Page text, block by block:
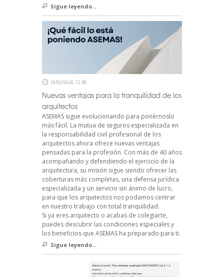
Sigue leyendo...
10/02/2026, 12:58
Nuevas ventajas para la tranquilidad de los
arquitectos
ASEMAS sigue evolucionando para ponérnoslo
más fácil. La mutua de seguros especializada en
la responsabilidad civil profesional de los
arquitectos ahora ofrece nuevas ventajas
pensadas para la profesión. Con más de 40 años
acompañando y defendiendo el ejercicio de la
arquitectura, su misión sigue siendo ofrecer las
coberturas más completas, una defensa jurídica
especializada y un servicio sin ánimo de lucro,
para que los arquitectos nos podamos centrar
en nuestro trabajo con total tranquilidad.
Si ya eres arquitecto o acabas de colegiarte,
puedes descubrir las condiciones especiales y
los beneficios que ASEMAS ha preparado para ti.
Sigue leyendo...